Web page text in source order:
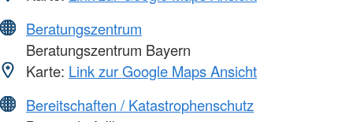
Beratungszentrum
Beratungszentrum Bayern
Karte: Link zur Google Maps Ansicht
Bereitschaften / Katastrophenschutz